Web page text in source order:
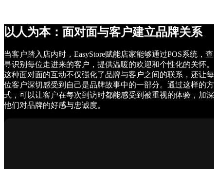
以人为本：面对面与客户建立品牌关系
当客户踏入店内时，EasyStore赋能店家能够通过POS系统，查
寻识别每位走进来的客户，提供温暖的欢迎和个性化的关怀。
这种面对面的互动不仅强化了品牌与客户之间的联系，还让每
位客户深切感受到自己是品牌故事中的一部分。通过这样的方
式，可以让客户在每次到访时都能感受到被重视的体验，加深
他们对品牌的好感与忠诚度。